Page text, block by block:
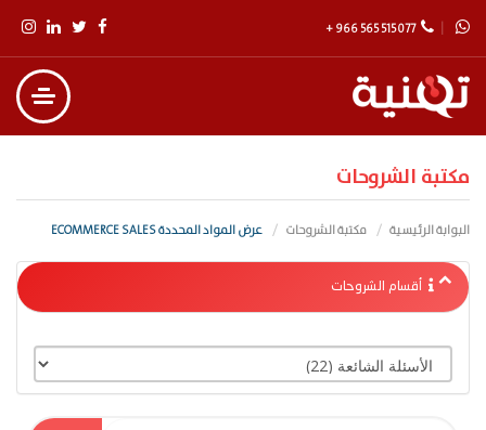
+ 966 565 515 077
مكتبة الشروحات
البوابة الرئيسية مكتبة الشروحات عرض المواد المحددة ECOMMERCE SALES
أقسام الشروحات